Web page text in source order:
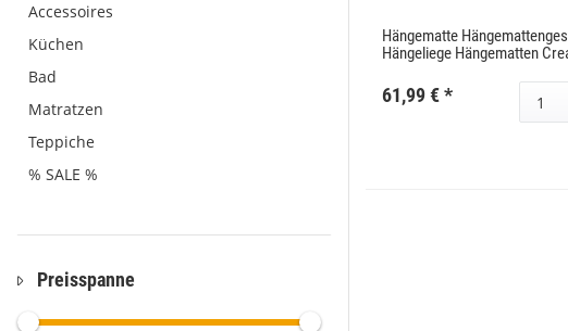
Hängematte
Hängeliege Hängematten
61,99 €*
Accessoires
Küchen
Bad
Matratzen
Teppiche
% SALE %
Preisspanne